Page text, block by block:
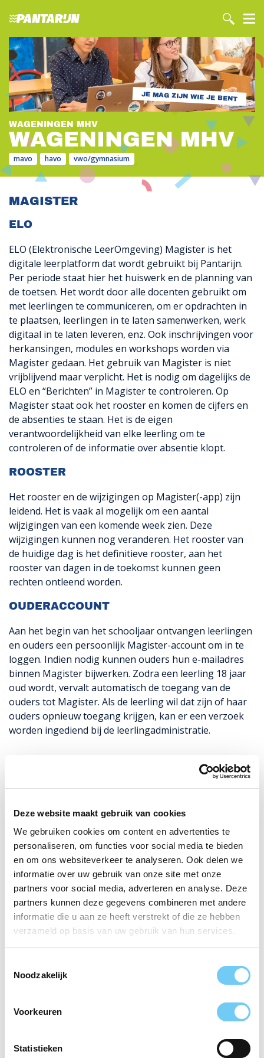
Deze website maakt gebruik van cookies
We gebruiken cookies om content en advertenties te
personaliseren, om functies voor social media te bieden
en om ons websiteverkeer te analyseren. Ook delen we
informatie over uw gebruik van onze site met onze
partners voor social media, adverteren en analyse. Deze
partners kunnen deze gegevens combineren met andere
informatie die u aan ze heeft verstrekt of die ze hebben
verzameld op basis van uw gebruik van hun services.
Noodzakelijk
Voorkeuren
Statistieken
JE MAG ZIJN WIE JE BENT
WAGENINGEN MHV
WAGENINGEN MHV
mavo havo vwo/gymnasium
DIT IS WAGENINGEN MHV
MAGISTER
ELO
ELO (Elektronische LeerOmgeving) Magister is het
digitale leerplatform dat wordt gebruikt bij Pantarijn.
Per periode staat hier het huiswerk en de planning van
de toetsen. Het wordt door alle docenten gebruikt om
met leerlingen te communiceren, om er opdrachten in
te plaatsen, leerlingen in te laten samenwerken, werk
digitaal in te laten leveren, enz. Ook inschrijvingen voor
herkansingen, modules en workshops worden via
Magister gedaan. Het gebruik van Magister is niet
vrijblijvend maar verplicht. Het is nodig om dagelijks de
ELO en “Berichten” in Magister te controleren. Op
Magister staat ook het rooster en komen de cijfers en
de absenties te staan. Het is de eigen
verantwoordelijkheid van elke leerling om te
controleren of de informatie over absentie klopt.
ROOSTER
Het rooster en de wijzigingen op Magister(-app) zijn
leidend. Het is vaak al mogelijk om een aantal
wijzigingen van een komende week zien. Deze
wijzigingen kunnen nog veranderen. Het rooster van
de huidige dag is het definitieve rooster, aan het
rooster van dagen in de toekomst kunnen geen
rechten ontleend worden.
OUDERACCOUNT
Aan het begin van het schooljaar ontvangen leerlingen
en ouders een persoonlijk Magister-account om in te
loggen. Indien nodig kunnen ouders hun e-mailadres
binnen Magister bijwerken. Zodra een leerling 18 jaar
oud wordt, vervalt automatisch de toegang van de
ouders tot Magister. Als de leerling wil dat zijn of haar
ouders opnieuw toegang krijgen, kan er een verzoek
worden ingediend bij de leerlingadministratie.
PANTARIJN WAGENINGEN MHV?
STEL HEM HIER!
e-mailadres *
telefoonnummer *